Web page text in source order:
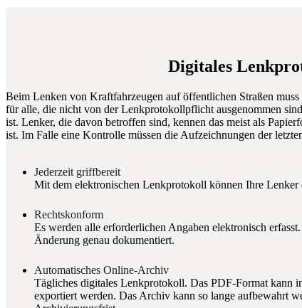
Digitales
Beim Lenken von Kraftfahrzeugen auf öffentlichen Straßen
für alle, die nicht von der Lenkprotokollpflicht ausgenommen
ist. Lenker, die davon betroffen sind, kennen das meist als
ist. Im Falle eine Kontrolle müssen die Aufzeichnungen der
Jederzeit griffbereit
Mit dem elektronischen Lenkprotokoll können Ihre
Rechtskonform
Es werden alle erforderlichen Angaben elektronisch
Änderung genau dokumentiert.
Automatisches Online-Archiv
Tägliches digitales Lenkprotokoll. Das PDF-Format kann
exportiert werden. Das Archiv kann so lange aufbewahrt